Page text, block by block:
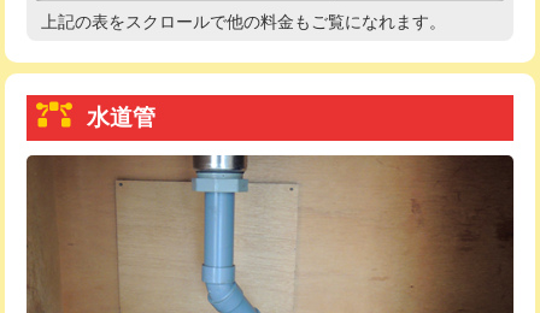
給水管工事※（塩ビ管（VP・HI）使
+8,800円
給水管工事※（ライニング鋼管・銅
管・ポリ管・HT管使用/3ｍまで)
給水管工事※（ライニング鋼管・銅
管・ポリ管・HT管使用/3ｍ超え)
排水管工事（土の掘削・埋め戻し作
11,000円~
高度高圧洗浄換 現地調査
トーラー機使用/3mまで
追加トーラー機使用/3m超え
8,800円
上記の表をスクロールで他の料金もご覧になれます。
水道管